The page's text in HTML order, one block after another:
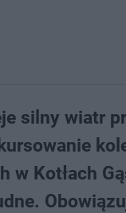
silny wiatr
w Kotłach